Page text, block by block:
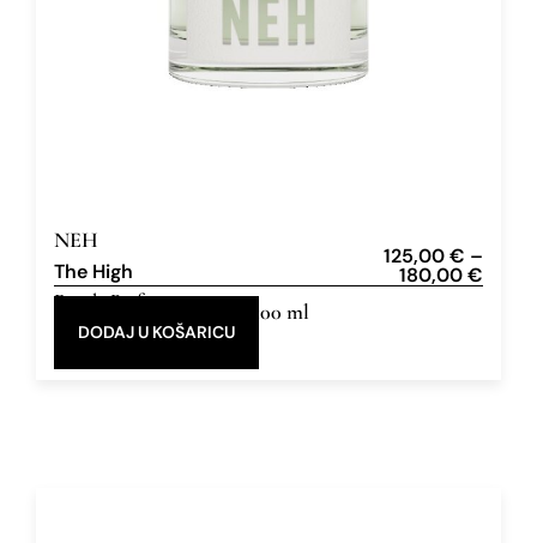
NEH
The High
125,00€ –
180,00€
Eau de Parfum 50 ml, 100 ml
DODAJ U KOŠARICU